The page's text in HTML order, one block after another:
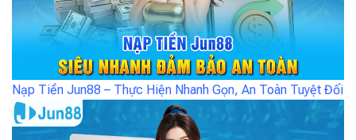
Nạp Tiền Jun88 – Thực Hiện Nhanh Gọn, An Toàn Tuyệt Đối